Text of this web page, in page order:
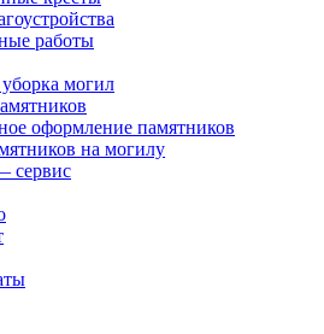
работы
могил
оформление памятников
на могилу
сервис